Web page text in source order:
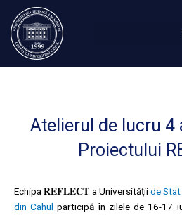
Перейти
содержимому
Atelierul de lucru 4
Proiectului
Echipa 𝐑𝐄𝐅𝐋𝐄𝐂𝐓 a Universitățiide Stat
din Cahul participă în zilele de 16-17